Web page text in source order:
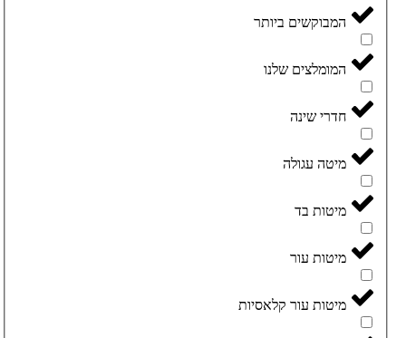
המבוקשים ביותר
המומלצים שלנו
חדרי שינה
מיטה עגולה
מיטות בד
מיטות עור
מיטות עור קלאסיות